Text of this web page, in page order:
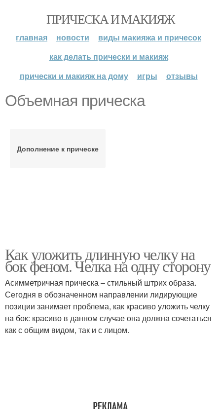
ПРИЧЕСКА И МАКИЯЖ
главная новости
виды макияжа и причесок
как делать прически и макияж
прически и макияж на дому
игры отзывы
Объемная прическа
Дополнение к прическе
Как уложить длинную челку на
бок феном. Челка на одну сторону
Асимметричная прическа – стильный штрих образа.
Сегодня в обозначенном направлении лидирующие
позиции занимает проблема, как красиво уложить челку
на бок: красиво в данном случае она должна сочетаться
как с общим видом, так и с лицом.